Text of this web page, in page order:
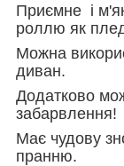
Приємне і
роллю як
Можна
диван.
Додатково
забарвлення!
Має чудову
пранню.